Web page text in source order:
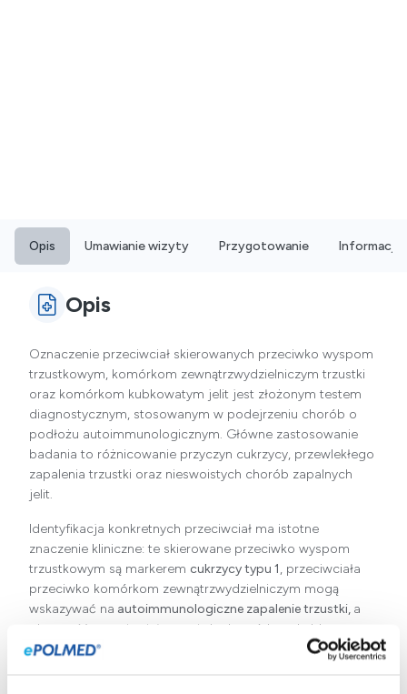
Opis Umawianie wizyty Przygotowanie Informacje
Opis
Oznaczenie przeciwciał skierowanych przeciwko wyspom
trzustkowym, komórkom zewnątrzwydzielniczym trzustki
oraz komórkom kubkowatym jelit jest złożonym testem
diagnostycznym, stosowanym w podejrzeniu chorób o
podłożu autoimmunologicznym. Główne zastosowanie
badania to różnicowanie przyczyn cukrzycy, przewlekłego
zapalenia trzustki oraz nieswoistych chorób zapalnych
jelit.
Identyfikacja konkretnych przeciwciał ma istotne
znaczenie kliniczne: te skierowane przeciwko wyspom
trzustkowym są markerem cukrzycy typu 1, przeciwciała
przeciwko komórkom zewnątrzwydzielniczym mogą
wskazywać na autoimmunologiczne zapalenie trzustki, a
obecność przeciwciał przeciwko komórkom kubkowatym
jelit bywa związana
z wrzodziejącym zapaleniem jelita